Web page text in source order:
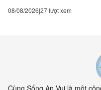
08/08/2026 27 lượt xem
Cùng Sống An Vui là một